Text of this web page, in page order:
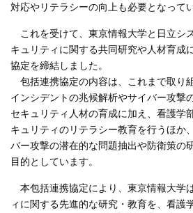
対応やリテラシーの向上も必要となって
これを受けて、東京情報大学と日立シ
キュリティに関する共同研究や人材育成
協定を締結しました。
包括連携協定の内容は、これまで取り
インシデントの兆候解析やサイバー攻撃
セキュリティ人材の育成に加え、看護学
キュリティのリテラシー教育を行うほか
バー攻撃の潜在的な問題抽出や防衛策の
目的としています。
本包括連携協定により、東京情報大学
ィに関する先進的な研究・教育を、看護